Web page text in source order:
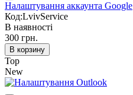
Налаштування аккаунта Google
Код:LvivService
В наявності
300 грн.
В корзину
Top
New